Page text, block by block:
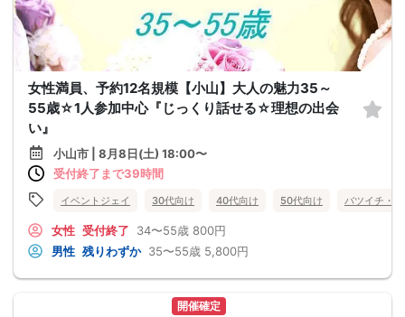
女性満員、予約12名規模【小山】大人の魅力35～
55歳☆1人参加中心『じっくり話せる☆理想の出会
い』
小山市 | 8月8日(土) 18:00〜
受付終了まで39時間
イベントジェイ 30代向け 40代向け 50代向け バツイチ・
女性 受付終了 34〜55歳 800円
男性 残りわずか 35〜55歳 5,800円
開催確定